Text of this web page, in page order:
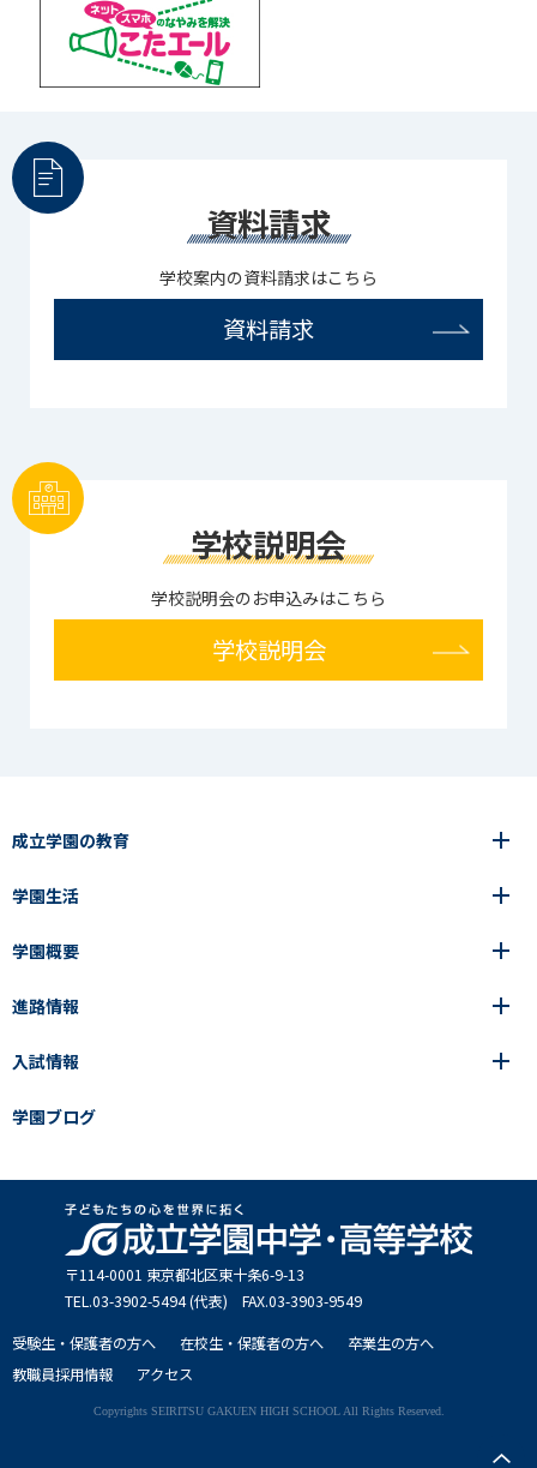
資料請求
学校案内の資料請求はこちら
資料請求
学校説明会
学校説明会のお申込みはこちら
学校説明会
成立学園の教育
6年間の一貫教育
中学校
高等学校
成立メソッド
教科指導の特徴
卒業生の声
中学校
成立メソッド
卒業生の声
成立学園ならではの教育
見える学力×見えない学力
学園生活
年間行事
施設紹介
制服
学園ブログ
学園概要
学園の歩み
アクセス
進路情報
進路・進学
入試情報
中学入試Q&A
入試結果
説明会・イベント日程
出願方法・募集要項
学園ブログ
〒114-0001 東京都北区東⼗条6-9-13
TEL.03-3902-5494 (代表) FAX.03-3903-9549
受験生・保護者の方へ
在校生・保護者の方へ
卒業生の方へ
教職員採用情報
アクセス
Copyrights SEIRITSU GAKUEN HIGH SCHOOL All Rights Reserved.